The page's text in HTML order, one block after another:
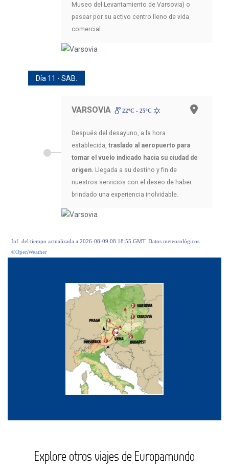
Museo del Levantamiento de Varsovia) o
pasear por su activo centro lleno de vida
comercial.
Día 11 - SAB.
VARSOVIA 22ºC - 25ºC
Después del desayuno, a la hora
establecida, traslado al aeropuerto para
tomar el vuelo indicado hacia su ciudad de
origen. Llegada a su destino y fin de
nuestros servicios con el deseo de haber
brindado una experiencia inolvidable.
Inf. del tiempo actualizada a 2026-08-09 08:18:55 GMT. Datos meteorológicos
©OpenWeather
Explore otros viajes de Europamundo